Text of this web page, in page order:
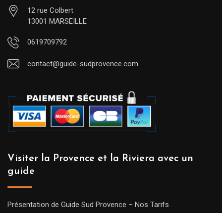
12 rue Colbert
13001 MARSEILLE
0619709792
contact@guide-sudprovence.com
Visiter la Provence et la Riviera avec un
guide
Présentation de Guide Sud Provence – Nos Tarifs